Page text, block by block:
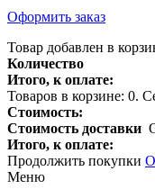
Оформить заказ
Товар добавлен в
Количество
Итого, к оплате:
Товаров в корзине: 0.
Стоимость:
Стоимость доставки
Итого, к оплате:
Продолжить покупки
Меню